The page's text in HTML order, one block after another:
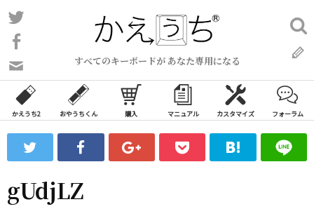
コ
ン
ン
ツ
ス
ッ
すべてのキーボードが あなた専用になる
い
合
わ
フ
ォ
ム
検
索:
かえうち2 おやうちくん 購入 マニュアル カスタマイズ フォーラム
gUdjLZ